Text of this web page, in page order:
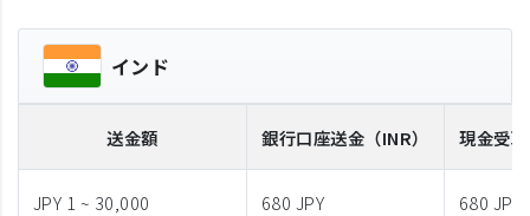
インド
送金額 銀行口座送金 （INR） 現金受取
JPY 1 ~ 30,000 680 JPY 680 JPY